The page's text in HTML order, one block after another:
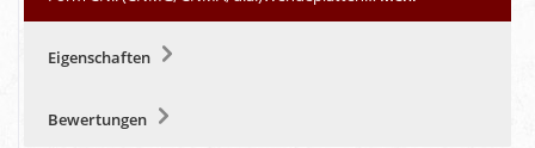
Eigenschaften
Bewertungen